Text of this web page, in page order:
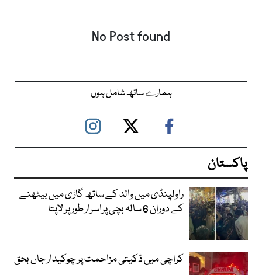
No Post found
ہمارے ساتھ شامل ہوں
پاکستان
راولپنڈی میں والد کے ساتھ گاڑی میں بیٹھنے
کے دوران 6 سالہ بچی پراسرار طور پر لاپتا
کراچی میں ڈکیتی مزاحمت پر چوکیدار جاں بحق